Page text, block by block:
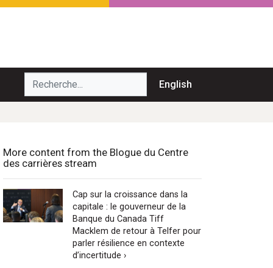
Recherche... English
More content from the Blogue du Centre
des carrières stream
Cap sur la croissance dans la
capitale : le gouverneur de la
Banque du Canada Tiff
Macklem de retour à Telfer pour
parler résilience en contexte
d’incertitude ›